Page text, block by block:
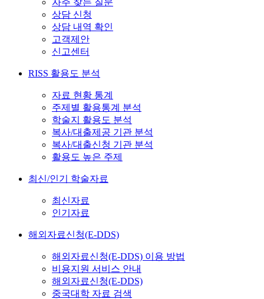
자주 찾는 질문
상담 신청
상담 내역 확인
고객제안
신고센터
RISS 활용도 분석
자료 현황 통계
주제별 활용통계 분석
학술지 활용도 분석
복사/대출제공 기관 분석
복사/대출신청 기관 분석
활용도 높은 주제
최신/인기 학술자료
최신자료
인기자료
해외자료신청(E-DDS)
해외자료신청(E-DDS) 이용 방법
비용지원 서비스 안내
해외자료신청(E-DDS)
중국대학 자료 검색